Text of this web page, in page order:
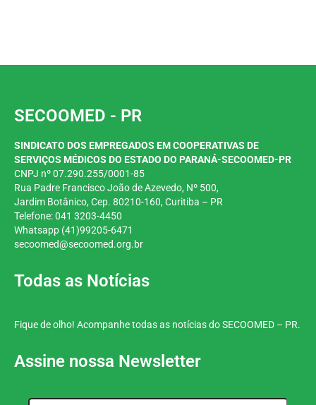
SECOOMED - PR
SINDICATO DOS EMPREGADOS EM COOPERATIVAS DE
SERVIÇOS MÉDICOS DO ESTADO DO PARANÁ-SECOOMED-PR
CNPJ nº 07.290.255/0001-85
Rua Padre Francisco João de Azevedo, Nº 500,
Jardim Botânico, Cep. 80210-160, Curitiba – PR
Telefone: 041 3203-4450
Whatsapp (41)99205-6471
secoomed@secoomed.org.br
Todas as Notícias
Fique de olho! Acompanhe todas as notícias do SECOOMED – PR.
Assine nossa Newsletter